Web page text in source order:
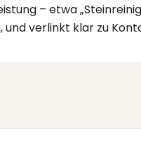
– etwa
verlinkt klar zu